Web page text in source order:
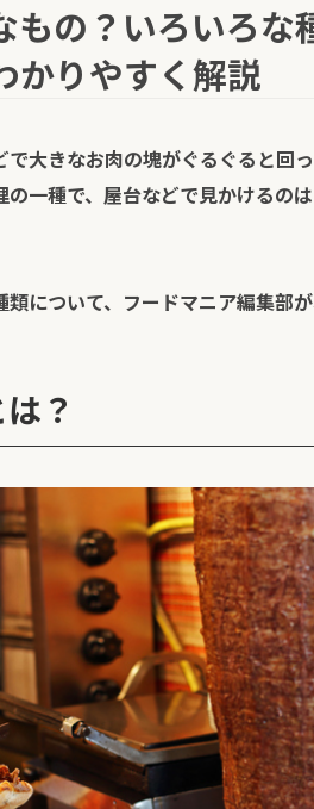
もの？いろいろな
かりやすく解説
で大きなお肉の塊がぐるぐると回
一種で、屋台などで見かけるの
について、 フードマニア編集部
？